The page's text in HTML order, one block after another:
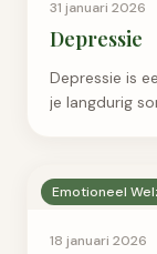
31 januari 2026
Depressie
Depressie is
je langdurig
welke
Emotioneel
18 januari 2026